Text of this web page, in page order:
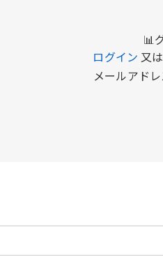
📊
ログイン 又は
メールアド